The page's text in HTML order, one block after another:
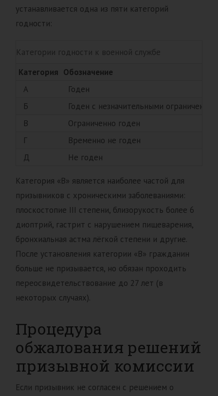
устанавливается одна из пяти категорий
годности:
Категории годности к военной службе
Категория Обозначение
А
Годен
Б
Годен с незначительными
В
Ограниченно годен
Г
Временно не годен
Д
Не годен
Категория «В» является наиболее частой для
призывников с хроническими заболеваниями:
плоскостопие III степени, близорукость более 6
диоптрий, гастрит с нарушением пищеварения,
бронхиальная астма лёгкой степени и другие.
После установления категории «В» гражданин
больше не призывается, но обязан проходить
переосвидетельствование до 27 лет (в
некоторых случаях).
Процедура
обжалования решений
призывной комиссии
Если призывник не согласен с решением о